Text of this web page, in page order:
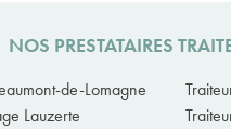
NOS PRESTATAIRES
de-Lomagne
Lauzerte